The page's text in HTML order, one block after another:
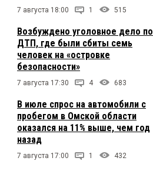
7 августа 18:00 1 515
Возбуждено уголовное дело по
ДТП, где были сбиты семь
человек на «островке
безопасности»
7 августа 17:30 4 683
В июле спрос на автомобили с
пробегом в Омской области
оказался на 11% выше, чем год
назад
7 августа 17:00 1 432